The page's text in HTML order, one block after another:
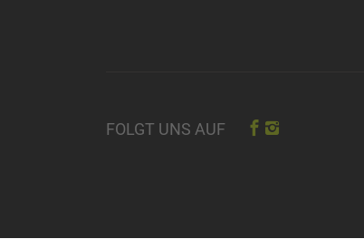
FOLGT UNS AUF